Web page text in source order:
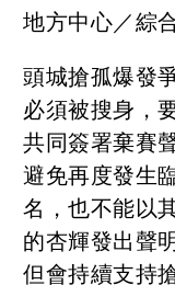
地方中心／綜
頭城搶孤爆發
必須被搜身，
共同簽署棄賽
避免再度發生
名，也不能以
的杏輝發出聲
但會持續支持